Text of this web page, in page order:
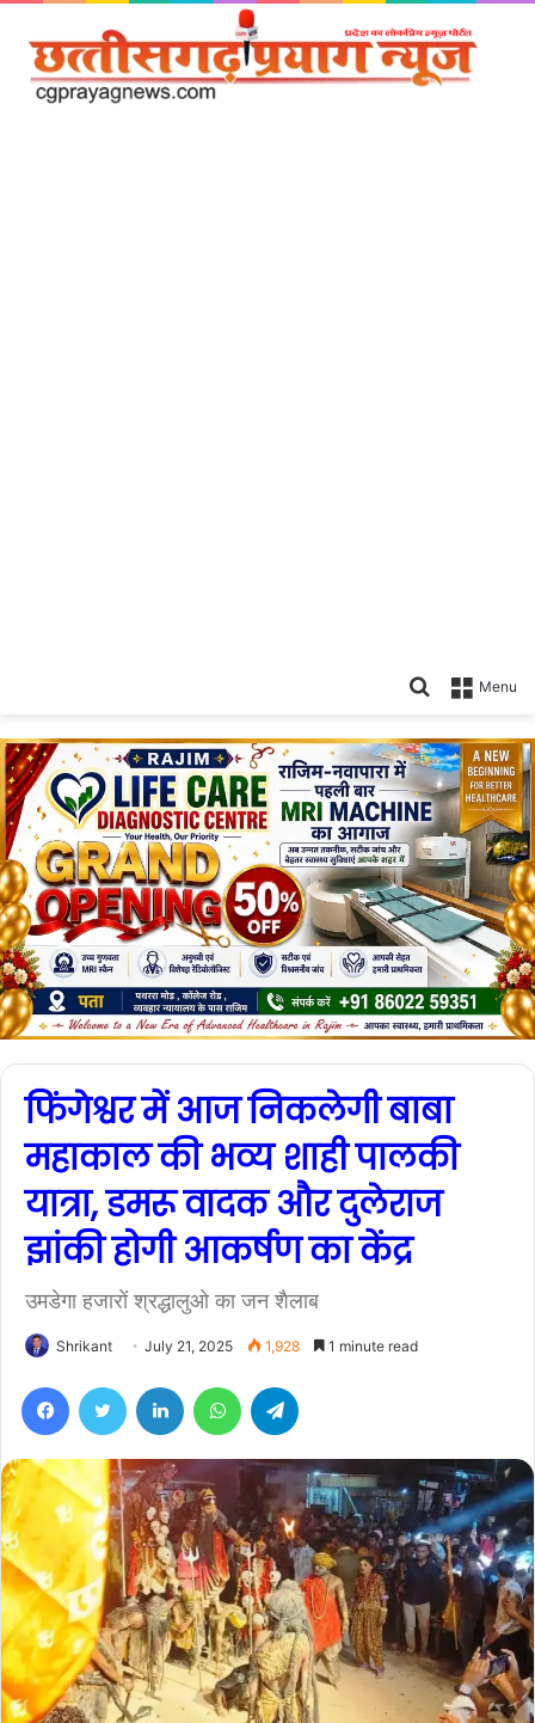
Menu
Search
फिंगेश्वर में आज निकलेगी बाबा
महाकाल की भव्य शाही पालकी
यात्रा, डमरू वादक और दुलेराज
झांकी होगी आकर्षण का केंद्र
उमडेगा हजारों श्रद्धालुओ का जन शैलाब
Shrikant July 21, 2025 1,928 1 minute read